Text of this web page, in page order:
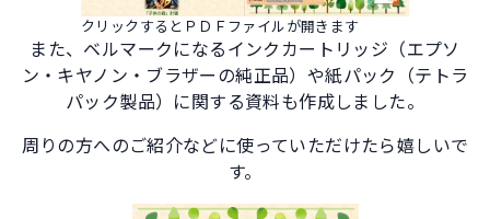
クリックするとＰＤＦファイルが開きます
また、ベルマークになるインクカートリッジ（エプソ
ン・キヤノン・ブラザーの純正品）や紙パック（テトラ
パック製品）に関する資料も作成しました。
周りの方へのご紹介などに使っていただけたら嬉しいで
す。